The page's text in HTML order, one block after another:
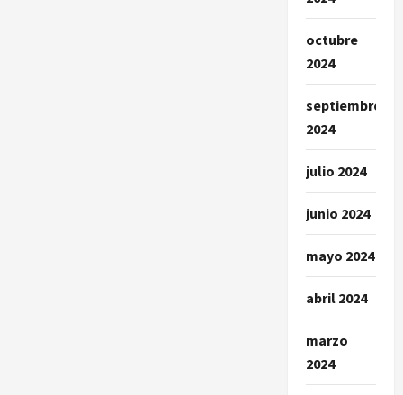
octubre
2024
septiembre
2024
julio 2024
junio 2024
mayo 2024
abril 2024
marzo
2024